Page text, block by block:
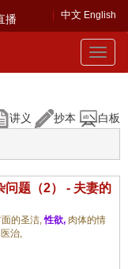
中文 English
播
Toggle
讲义 抄本 白板
问题（2） - 夫妻的
面的圣洁,性欲, 肉体的情
医治,